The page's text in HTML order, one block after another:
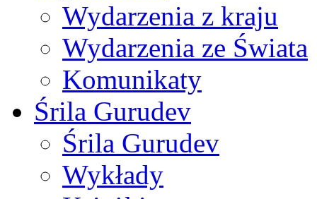
Wydarzenia z kraju
Wydarzenia ze Świata
Komunikaty
Śrila Gurudev
Śrila Gurudev
Wykłady